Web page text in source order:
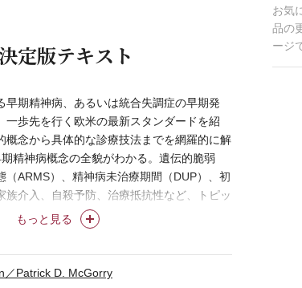
定版テキスト
もっと見る
早期精神病、あるいは統合失調症の早期発
一歩先を行く欧米の最新スタンダードを紹
概念から具体的な診療技法までを網羅的に解
精神病概念の全貌がわかる。遺伝的脆弱
（ARMS）、精神病未治療期間（DUP）、初
族介入、自殺予防、治療抵抗性など、トピッ
／Patrick D. McGorry
お気
品の
ージ